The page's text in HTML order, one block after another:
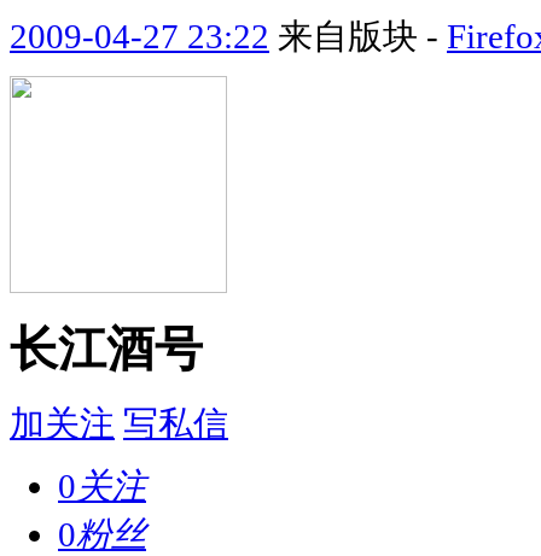
2009-04-27 23:22 来自版块 -
长江酒号
加关注 写私信
0关注
0粉丝